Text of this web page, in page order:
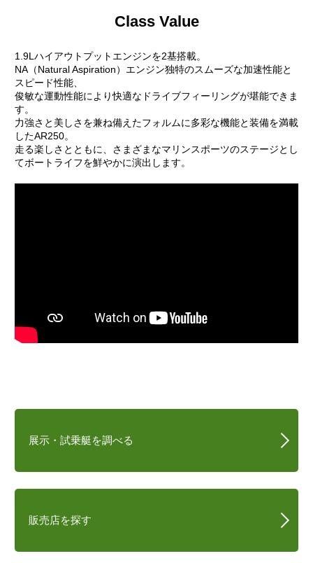
Class Value
1.9Lハイアウトプットエンジンを2基搭載。
NA（Natural Aspiration）エンジン独特のスムーズな加速性能と
スピード性能、
俊敏な運動性能により快適なドライブフィーリングが堪能できま
す。
力強さと美しさを兼ね備えたフォルムに多彩な機能と装備を満載
したAR250。
走る楽しさとともに、さまざまなマリンスポーツのステージとし
てボートライフを鮮やかに演出します。
展示・試乗艇を調べる
販売店を探す